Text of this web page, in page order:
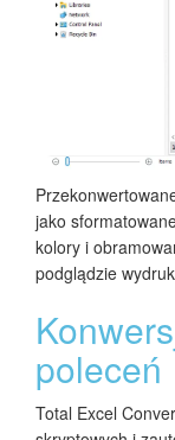
jako
kolory i
podglądzie
poleceń
Total Excel